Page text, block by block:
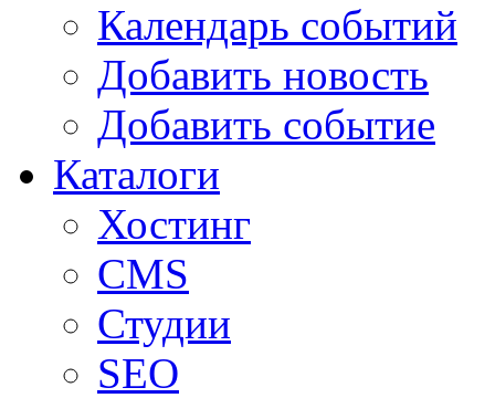
Календарь событий
Добавить новость
Добавить событие
Каталоги
Хостинг
CMS
Студии
SEO